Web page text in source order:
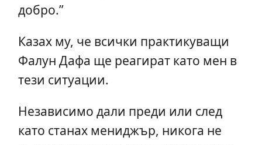
добро.”
Казах му, че всички практикуващи
Фалун Дафа ще реагират като мен в
тези ситуации.
Независимо дали преди или след
като станах мениджър, никога не